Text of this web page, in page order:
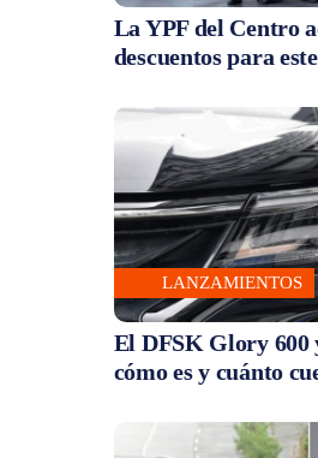
La YPF del Centro
descuentos para
LANZAMIENTOS
El DFSK Glory 600
cómo es y cuánto